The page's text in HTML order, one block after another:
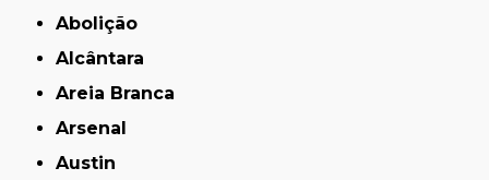
Abolição
Alcântara
Areia Branca
Arsenal
Austin